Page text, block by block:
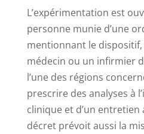
L’expérimentation est
personne munie d’une
mentionnant le
médecin ou un infirmier
l’une des régions
prescrire des analyses à
clinique et d’un entretien
décret prévoit aussi la